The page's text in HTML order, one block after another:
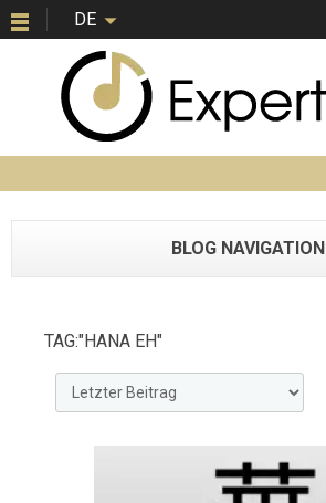
DE
BLOG NAVIGATION
TAG:"HANA EH"